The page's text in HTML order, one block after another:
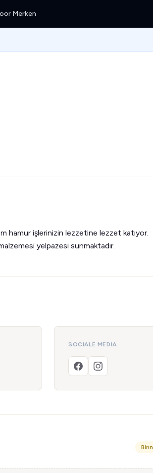
Merken
hamur işlerinizin lezzetine lezzet katıyor.
yelpazesi sunmaktadır.
SOCIALE MEDIA